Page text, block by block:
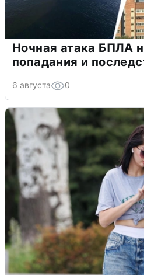
Ночная атака БПЛА
попадания и
6 августа 0